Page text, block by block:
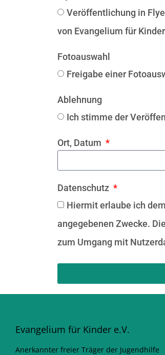
Veröffentlichung in
von Evangelium für
Fotoauswahl
Freigabe einer
Ablehnung
Ich stimme der
Ort, Datum
Datenschutz
Hiermit erlaube ich
angegebenen Zwecke.
zum Umgang mit
Evangelium für Kinder e.V.
Anerkannter freier Träger der Jugendhilfe